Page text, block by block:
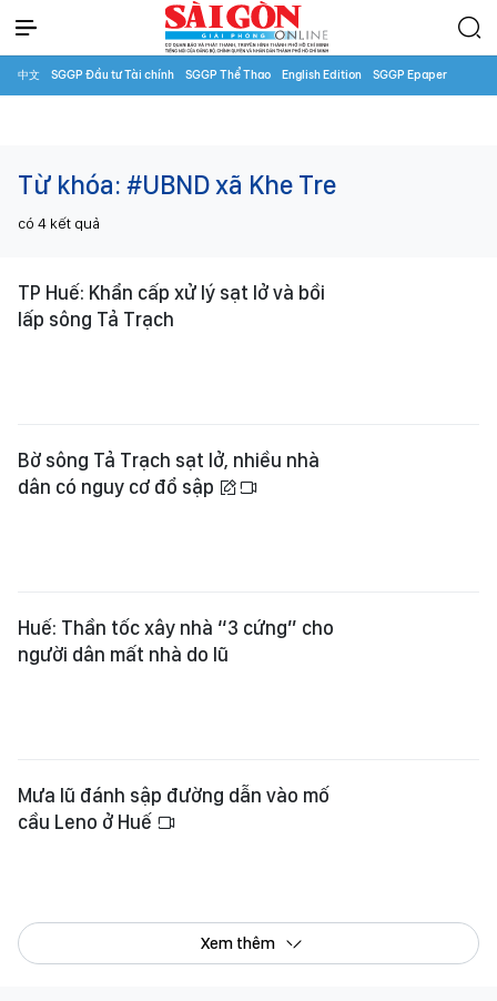
中文 SGGP Đầu tư Tài chính SGGP Thể Thao English Edition SGGP Epaper
Từ khóa: #UBND xã Khe Tre
có 4 kết quả
TP Huế: Khẩn cấp xử lý sạt lở và bồi
lấp sông Tả Trạch
Bờ sông Tả Trạch sạt lở, nhiều nhà
dân có nguy cơ đổ sập
Huế: Thần tốc xây nhà “3 cứng” cho
người dân mất nhà do lũ
Mưa lũ đánh sập đường dẫn vào mố
cầu Leno ở Huế
Xem thêm